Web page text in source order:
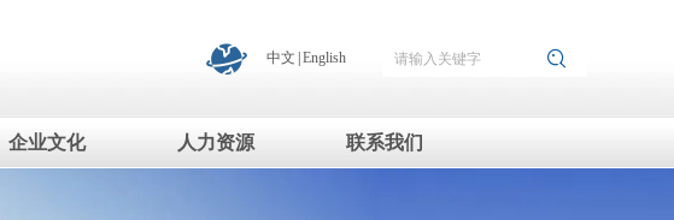
中文 English
企业文化 人力资源 联系我们